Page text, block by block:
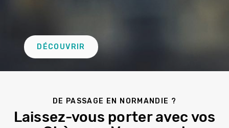
DÉCOUVRIR
DE PASSAGE EN NORMANDIE ?
Laissez-vous porter avec vos